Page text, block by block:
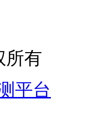
所有
平台